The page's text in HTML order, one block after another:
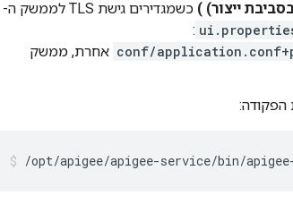
ייצור) )
כשמגדירים גישת TLS לממשק ה-
:
conf/ אחרת, ממשק
/opt/apigee/apigee-service/bin/